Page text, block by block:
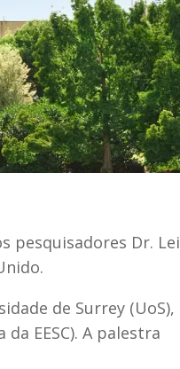
pesquisadores Dr. Lei
de Surrey (UoS),
EESC). A palestra